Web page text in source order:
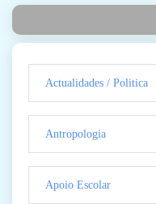
Actualidades / Politica
Antropologia
Apoio Escolar